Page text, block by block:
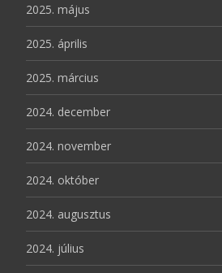
2025. május
2025. április
2025. március
2024. december
2024. november
2024. október
2024. augusztus
2024. július